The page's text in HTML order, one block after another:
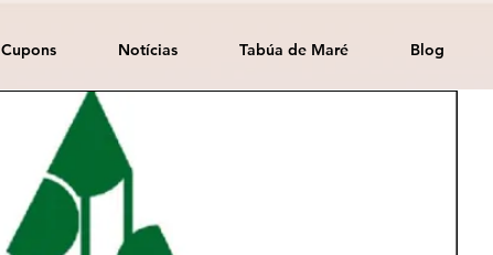
Cupons Notícias Tabúa de Maré Blog